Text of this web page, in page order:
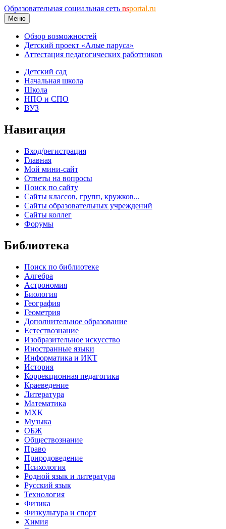
Образовательная социальная сеть nsportal.ru
Меню
Обзор возможностей
Детский проект «Алые паруса»
Аттестация педагогических работников
Детский сад
Начальная школа
Школа
НПО и СПО
ВУЗ
Навигация
Вход/регистрация
Главная
Мой мини-сайт
Ответы на вопросы
Поиск по сайту
Сайты классов, групп, кружков...
Сайты образовательных учреждений
Сайты коллег
Форумы
Библиотека
Поиск по библиотеке
Алгебра
Астрономия
Биология
География
Геометрия
Дополнительное образование
Естествознание
Изобразительное искусство
Иностранные языки
Информатика и ИКТ
История
Коррекционная педагогика
Краеведение
Литература
Математика
МХК
Музыка
ОБЖ
Обществознание
Право
Природоведение
Психология
Родной язык и литература
Русский язык
Технология
Физика
Физкультура и спорт
Химия